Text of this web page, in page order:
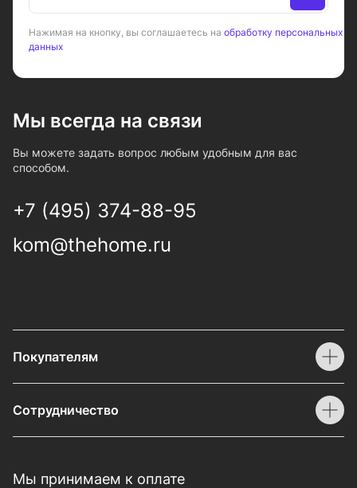
Нажимая на кнопку, вы соглашаетесь на обработку персональных
данных
Мы всегда на связи
Вы можете задать вопрос любым удобным для вас
способом.
+7 (495) 374-88-95
kom@thehome.ru
Покупателям
Сотрудничество
Мы принимаем к оплате